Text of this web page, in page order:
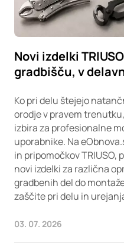
Novi izdelki
gradbišču, v
Ko pri delu štejejo
orodje v pravem
izbira za profesionalne
uporabnike. Na
in pripomočkov TRIUSO,
novi izdelki za različna
gradbenih del do
zaščite pri delu in
03. 07. 2026